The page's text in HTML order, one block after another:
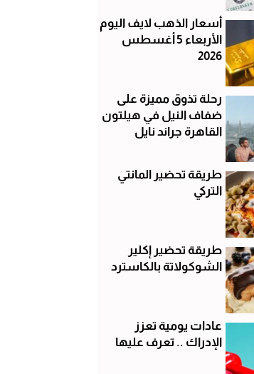
أسعار الذهب لايف اليوم
الأربعاء 5 أغسطس
2026
رحلة تذوق مميزة على
ضفاف النيل في هيلتون
القاهرة جراند نايل
طريقة تحضير المانتي
التركي
طريقة تحضير إكلير
الشوكولاتة بالكاسترد
عادات يومية تعزز
الإدراك .. تعرف عليها